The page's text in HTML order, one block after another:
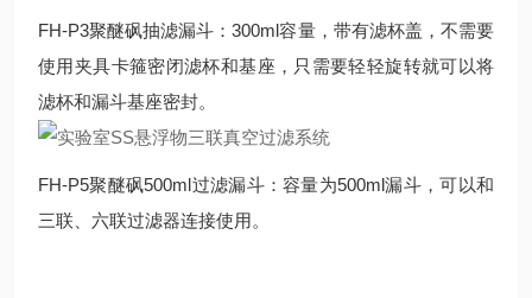
FH-P3聚醚砜抽滤漏斗：300ml容量，带有滤杯盖，不需要
使用夹具卡箍密闭滤杯和基座，只需要轻轻旋转就可以将
滤杯和漏斗基座密封。
FH-P5聚醚砜500ml过滤漏斗：容量为500ml漏斗，可以和
三联、六联过滤器连接使用。